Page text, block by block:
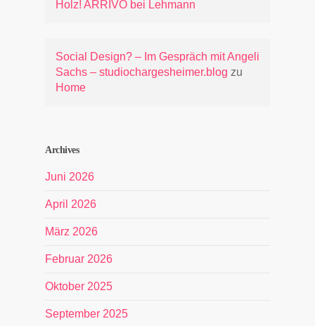
Holz! ARRIVO bei Lehmann
Social Design? – Im Gespräch mit Angeli
Sachs – studiochargesheimer.blog zu
Home
Archives
Juni 2026
April 2026
März 2026
Februar 2026
Oktober 2025
September 2025